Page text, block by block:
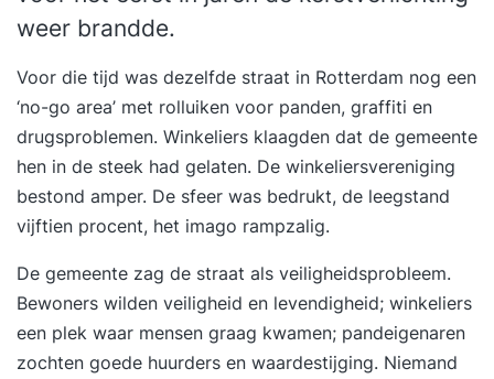
weer brandde.
Voor die tijd was dezelfde straat in Rotterdam nog een
‘no-go area’ met rolluiken voor panden, graffiti en
drugsproblemen. Winkeliers klaagden dat de gemeente
hen in de steek had gelaten. De winkeliersvereniging
bestond amper. De sfeer was bedrukt, de leegstand
vijftien procent, het imago rampzalig.
De gemeente zag de straat als veiligheidsprobleem.
Bewoners wilden veiligheid en levendigheid; winkeliers
een plek waar mensen graag kwamen; pandeigenaren
zochten goede huurders en waardestijging. Niemand